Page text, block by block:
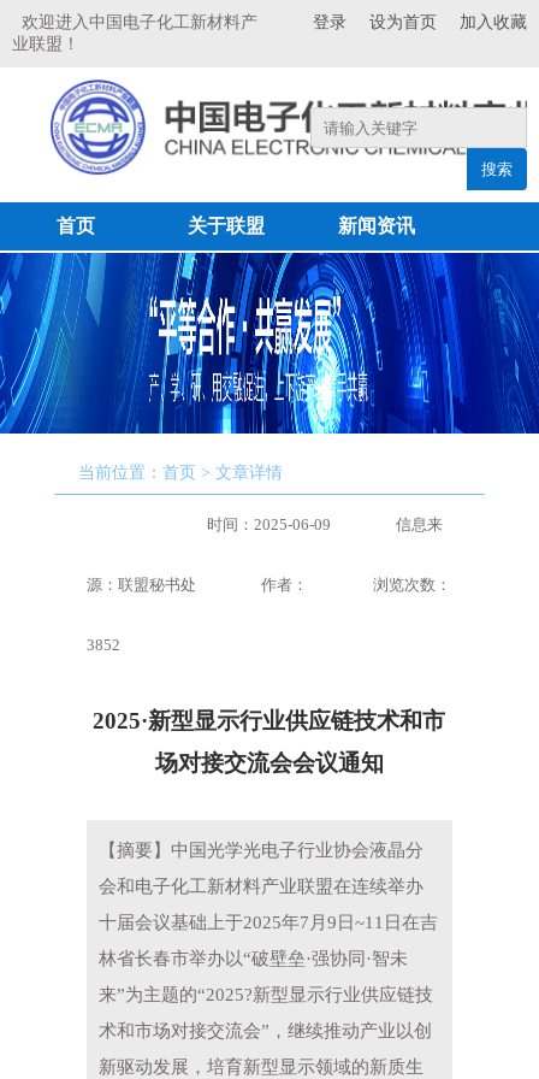
欢迎进入中国电子化工新材料产
业联盟！
登录 设为首页 加入收藏
搜索
首页 关于联盟 新闻资讯
联盟成员 专家委员会 产品展示
科研成果 联系我们
当前位置：首页 > 文章详情
时间：2025-06-09 信息来
源：联盟秘书处 作者： 浏览次数：
3852
2025·新型显示行业供应链技术和市
场对接交流会会议通知
【摘要】中国光学光电子行业协会液晶分
会和电子化工新材料产业联盟在连续举办
十届会议基础上于2025年7月9日~11日在吉
林省长春市举办以“破壁垒·强协同·智未
来”为主题的“2025?新型显示行业供应链技
术和市场对接交流会”，继续推动产业以创
新驱动发展，培育新型显示领域的新质生